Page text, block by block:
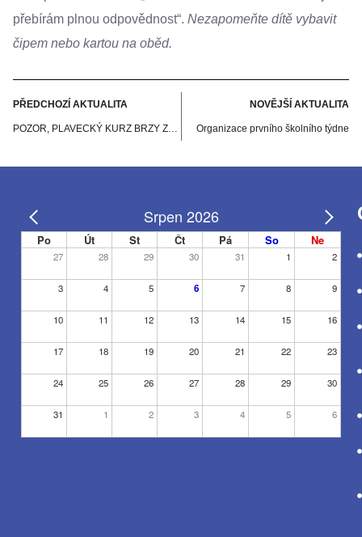
přebírám plnou odpovědnost“. Nezapomeňte dítě vybavit
čipem nebo kartou na oběd.
PŘEDCHOZÍ AKTUALITA
POZOR, PLAVECKÝ KURZ BRZY ZAČÍNÁ
NOVĚJŠÍ AKTUALITA
Organizace prvního školního týdne
Srpen 2026
Po Út St Čt Pá So Ne
27 28 29 30 31 1 2
3 4 5 6 7 8 9
10 11 12 13 14 15 16
17 18 19 20 21 22 23
24 25 26 27 28 29 30
31 1 2 3 4 5 6